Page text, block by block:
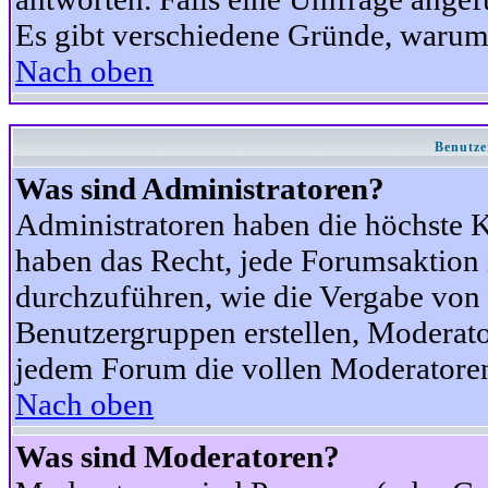
Es gibt verschiedene Gründe,
Nach oben
Was sind Administratoren?
Administratoren haben die höchste
haben das Recht, jede
durchzuführen, wie die Vergabe
Benutzergruppen erstellen,
jedem Forum die vollen
Nach oben
Was sind Moderatoren?